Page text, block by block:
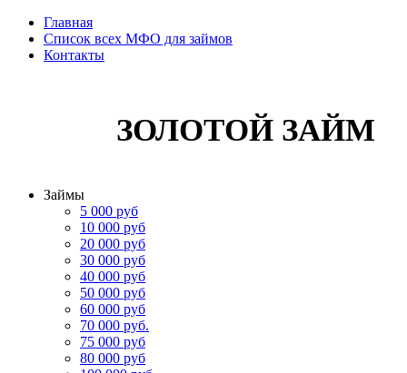
Главная
Список всех МФО для займов
Контакты
ЗОЛОТОЙ ЗАЙМ
Займы
5 000 руб
10 000 руб
20 000 руб
30 000 руб
40 000 руб
50 000 руб
60 000 руб
70 000 руб.
75 000 руб
80 000 руб